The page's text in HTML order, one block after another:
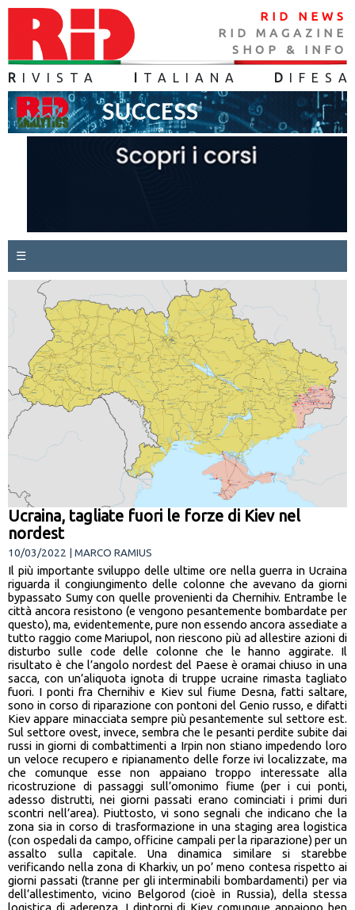
RID NEWS
RID MAGAZINE
SHOP & INFO
R IVISTA TALIANA D IFES A
☰
Ucraina, tagliate fuori le forze di Kiev nel
nordest
10/03/2022 | MARCO RAMIUS
Il più importante sviluppo delle ultime ore nella guerra in Ucraina
riguarda il congiungimento delle colonne che avevano da giorni
bypassato Sumy con quelle provenienti da Chernihiv. Entrambe le
città ancora resistono (e vengono pesantemente bombardate per
questo), ma, evidentemente, pure non essendo ancora assediate a
tutto raggio come Mariupol, non riescono più ad allestire azioni di
disturbo sulle code delle colonne che le hanno aggirate. Il
risultato è che l’angolo nordest del Paese è oramai chiuso in una
sacca, con un’aliquota ignota di truppe ucraine rimasta tagliato
fuori. I ponti fra Chernihiv e Kiev sul fiume Desna, fatti saltare,
sono in corso di riparazione con pontoni del Genio russo, e difatti
Kiev appare minacciata sempre più pesantemente sul settore est.
Sul settore ovest, invece, sembra che le pesanti perdite subite dai
russi in giorni di combattimenti a Irpin non stiano impedendo loro
un veloce recupero e ripianamento delle forze ivi localizzate, ma
che comunque esse non appaiano troppo interessate alla
ricostruzione di passaggi sull’omonimo fiume (per i cui ponti,
adesso distrutti, nei giorni passati erano cominciati i primi duri
scontri nell’area). Piuttosto, vi sono segnali che indicano che la
zona sia in corso di trasformazione in una staging area logistica
(con ospedali da campo, officine campali per la riparazione) per un
assalto sulla capitale. Una dinamica similare si starebbe
verificando nella zona di Kharkiv, un po’ meno contesa rispetto ai
giorni passati (tranne per gli interminabili bombardamenti) per via
dell’allestimento, vicino Belgorod (cioè in Russia), della stessa
logistica di aderenza. I dintorni di Kiev comunque appaiono ben